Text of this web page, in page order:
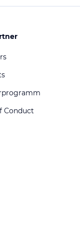
Conduct